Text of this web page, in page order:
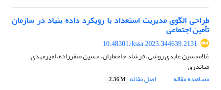
طراحی الگوی مدیریت استعداد با رویکرد داده بنیاد در سازمان
تأمین اجتماعی
10.48301/kssa.2023.344639.2131
غلامحسین عابدی روشی، فرشاد حاجعلیان، حسین صفرزاده، امیرمهدی
میاندرق
مشاهده مقاله
اصل مقاله 2.36 M